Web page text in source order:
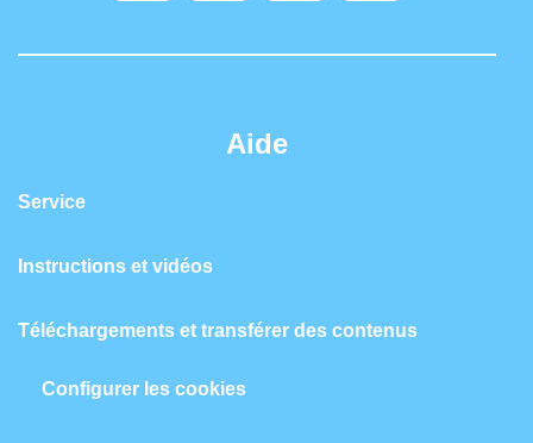
Aide
Service
Instructions et vidéos
Téléchargements et transférer des contenus
Configurer les cookies